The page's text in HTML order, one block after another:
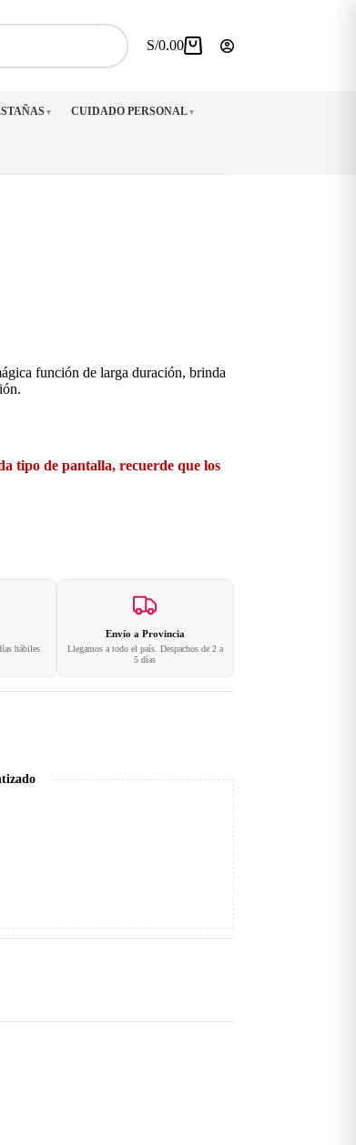
Carro
S/0.00
▼ CUIDADO PERSONAL ▼
función de larga duración, brinda
tipo de pantalla, recuerde que los
hábiles
Envío a Provincia
Llegamos a todo el país. Despachos de 2 a
5 días